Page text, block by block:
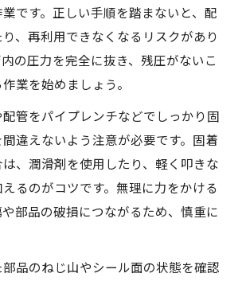
です。正しい手順を踏まないと、配
、再利用できなくなるリスクがあり
の圧力を完全に抜き、残圧がないこ
業を始めましょう。
管をパイプレンチなどでしっかり固
違えないよう注意が必要です。固着
、潤滑剤を使用したり、軽く叩きな
るのがコツです。無理に力をかける
部品の破損につながるため、慎重に
品のねじ山やシール面の状態を確認